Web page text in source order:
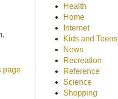
page
Health
Home
Internet
Kids and Teens
News
Recreation
Reference
Science
Shopping